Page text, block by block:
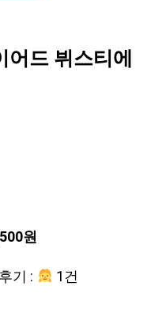
어드 뷔스티에
원
기 :
1건